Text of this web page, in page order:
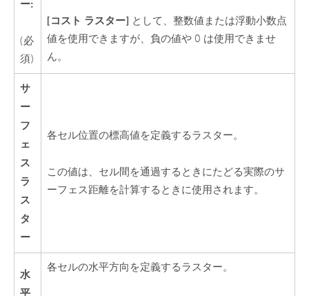
ー:
(必
須)
[コスト ラスター] として、整数値または浮動小数点
値を使用できますが、負の値や 0 は使用できませ
ん。
サ
ー
フ
ェ
ス
ラ
ス
タ
ー
各セル位置の標高値を定義するラスター。
この値は、セル間を通過するときにたどる実際のサ
ーフェス距離を計算するときに使用されます。
水
平
各セルの水平方向を定義するラスター。